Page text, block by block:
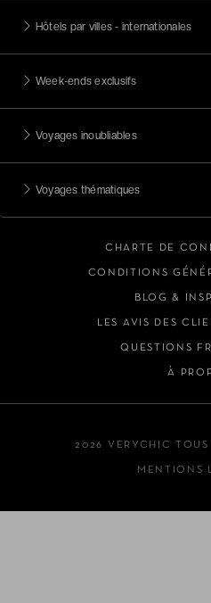
Hôtels par villes - internationales
Week-ends exclusifs
Voyages inoubliables
Voyages thématiques
CHARTE DE
CONDITIONS
BLOG &
LES AVIS DES
QUESTIONS
À
2026 VERYCHIC TOUS
MENTIONS